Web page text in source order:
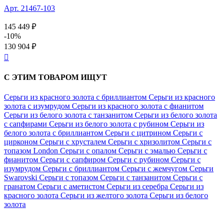
Арт. 21467-103
145 449 ₽
-10%
130 904 ₽

С ЭТИМ ТОВАРОМ ИЩУТ
Серьги из красного золота с бриллиантом Серьги из красного
золота с изумрудом Серьги из красного золота с фианитом
Серьги из белого золота с танзанитом Серьги из белого золота
с сапфирами Серьги из белого золота с рубином Серьги из
белого золота с бриллиантом Серьги с цитрином Серьги с
цирконом Серьги с хрусталем Серьги с хризолитом Серьги с
топазом London Серьги с опалом Серьги с эмалью Серьги с
фианитом Серьги с сапфиром Серьги с рубином Серьги с
изумрудом Серьги с бриллиантом Серьги с жемчугом Серьги
Swarovski Серьги с топазом Серьги с танзанитом Серьги с
гранатом Серьги с аметистом Серьги из серебра Серьги из
красного золота Серьги из желтого золота Серьги из белого
золота